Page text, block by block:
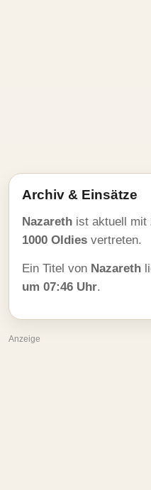
Archiv & Einsätze
Nazareth ist aktuell mit
1000 Oldies vertreten.
Ein Titel von Nazareth
um 07:46 Uhr.
Anzeige